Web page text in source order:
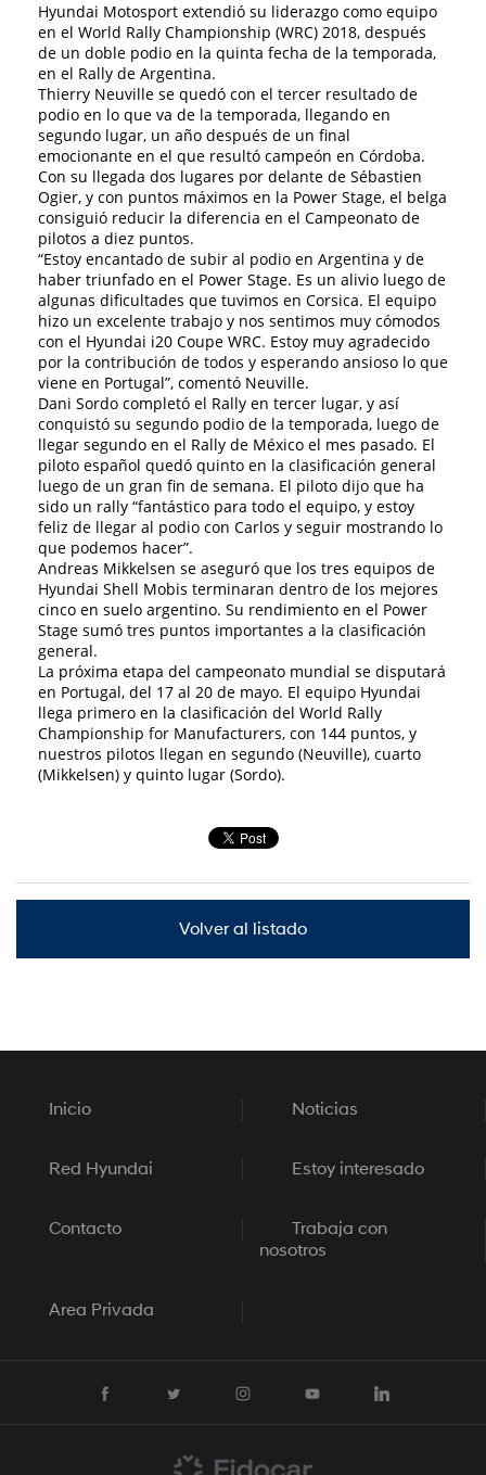
Hyundai Motosport extendió su liderazgo como equipo
en el World Rally Championship (WRC) 2018, después
de un doble podio en la quinta fecha de la temporada,
en el Rally de Argentina.
Thierry Neuville se quedó con el tercer resultado de
podio en lo que va de la temporada, llegando en
segundo lugar, un año después de un final
emocionante en el que resultó campeón en Córdoba.
Con su llegada dos lugares por delante de Sébastien
Ogier, y con puntos máximos en la Power Stage, el belga
consiguió reducir la diferencia en el Campeonato de
pilotos a diez puntos.
“Estoy encantado de subir al podio en Argentina y de
haber triunfado en el Power Stage. Es un alivio luego de
algunas dificultades que tuvimos en Corsica. El equipo
hizo un excelente trabajo y nos sentimos muy cómodos
con el Hyundai i20 Coupe WRC. Estoy muy agradecido
por la contribución de todos y esperando ansioso lo que
viene en Portugal”, comentó Neuville.
Dani Sordo completó el Rally en tercer lugar, y así
conquistó su segundo podio de la temporada, luego de
llegar segundo en el Rally de México el mes pasado. El
piloto español quedó quinto en la clasificación general
luego de un gran fin de semana. El piloto dijo que ha
sido un rally “fantástico para todo el equipo, y estoy
feliz de llegar al podio con Carlos y seguir mostrando lo
que podemos hacer”.
Andreas Mikkelsen se aseguró que los tres equipos de
Hyundai Shell Mobis terminaran dentro de los mejores
cinco en suelo argentino. Su rendimiento en el Power
Stage sumó tres puntos importantes a la clasificación
general.
La próxima etapa del campeonato mundial se disputará
en Portugal, del 17 al 20 de mayo. El equipo Hyundai
llega primero en la clasificación del World Rally
Championship for Manufacturers, con 144 puntos, y
nuestros pilotos llegan en segundo (Neuville), cuarto
(Mikkelsen) y quinto lugar (Sordo).
Volver al listado
Inicio Noticias
Red Hyundai Estoy interesado
Contacto
Trabaja con
nosotros
Area Privada